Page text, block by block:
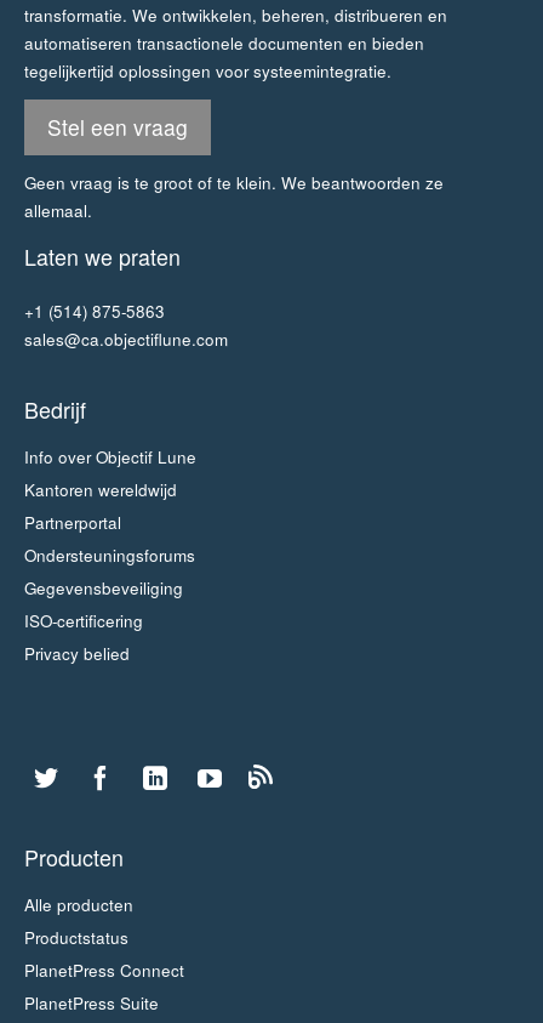
transformatie. We ontwikkelen, beheren, distribueren en
automatiseren transactionele documenten en bieden
tegelijkertijd oplossingen voor systeemintegratie.
Stel een vraag
Geen vraag is te groot of te klein. We beantwoorden ze
allemaal.
Laten we praten
+1 (514) 875-5863
sales@ca.objectiflune.com
Bedrijf
Info over Objectif Lune
Kantoren wereldwijd
Partnerportal
Ondersteuningsforums
Gegevensbeveiliging
ISO-certificering
Privacy belied
Producten
Alle producten
Productstatus
PlanetPress Connect
PlanetPress Suite